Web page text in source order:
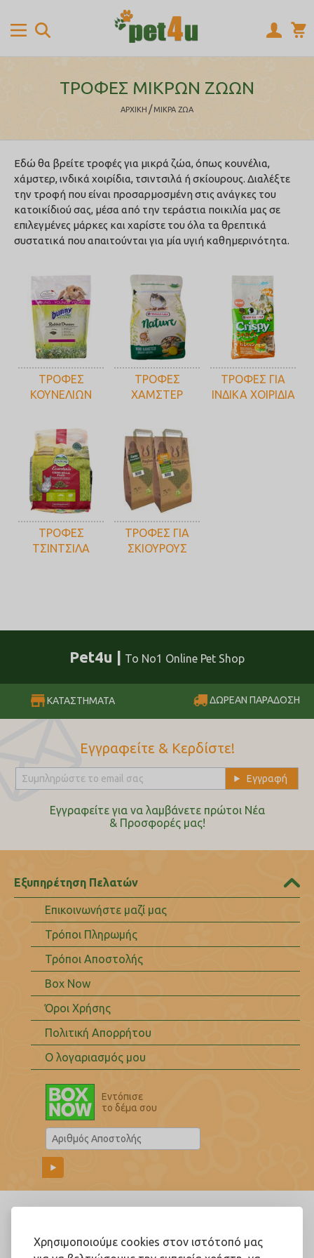
Χρησιμοποιούμε cookies στον ιστότοπό μας
ΤΡΟΦΕΣ ΜΙΚΡΩΝ ΖΩΩΝ
ΑΡΧΙΚΉ / ΜΙΚΡΑ ΖΩΑ
Εδώ θα βρείτε τροφές για μικρά ζώα, όπως κουνέλια,
χάμστερ, ινδικά χοιρίδια, τσιντσιλά ή σκίουρους. Διαλέξτε
την τροφή που είναι προσαρμοσμένη στις ανάγκες του
κατοικίδιού σας, μέσα από την τεράστια ποικιλία μας σε
επιλεγμένες μάρκες και χαρίστε του όλα τα θρεπτικά
συστατικά που απαιτούνται για μία υγιή καθημερινότητα.
ΤΡΟΦΕΣ
ΚΟΥΝΕΛΙΩΝ
ΤΡΟΦΕΣ
ΧΑΜΣΤΕΡ
ΤΡΟΦΕΣ ΓΙΑ
ΙΝΔΙΚΑ ΧΟΙΡΙΔΙΑ
ΤΡΟΦΕΣ
ΤΣΙΝΤΣΙΛΑ
ΤΡΟΦΕΣ ΓΙΑ
ΣΚΙΟΥΡΟΥΣ
Pet4u | Το No1 Online Pet Shop
ΚΑΤΑΣΤΗΜΑΤΑ ΔΩΡΕΑΝ ΠΑΡΑΔΟΣΗ
Εγγραφείτε & Κερδίστε!
Εγγραφείτε για να λαμβάνετε πρώτοι Nέα
& Προσφορές μας!
Εξυπηρέτηση Πελατών
Επικοινωνήστε μαζί μας
Τρόποι Πληρωμής
Τρόποι Αποστολής
Box Now
Όροι Χρήσης
Πολιτική Απορρήτου
Ο λογαριασμός μου
Εντόπισε
το δέμα σου
Ακολουθήστε μας!